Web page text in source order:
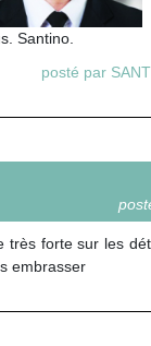
Santino.
posté par
très forte sur les
embrasser